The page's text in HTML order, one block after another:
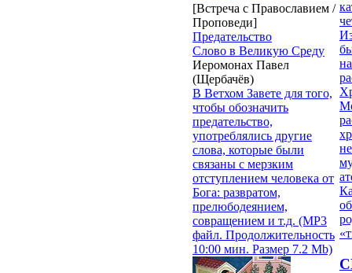
[Встреча с Православием /
Проповеди]
Предательство
Слово в Великую Среду
Иеромонах Павел
(Щербачёв)
В Ветхом Завете для того,
чтобы обозначить
предательство,
употреблялись другие
слова, которые были
связаны с мерзким
отступлением человека от
Бога: развратом,
прелюбодеянием,
совращением и т.д. (MP3
файл. Продолжительность
10:00 мин. Размер 7.2 Mb)